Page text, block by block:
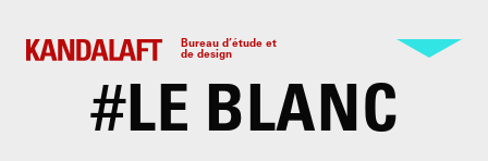
Bureau d’étude et
de design
#LE BLANC